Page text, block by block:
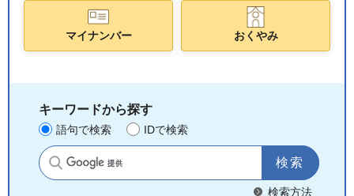
マイナンバー おくやみ
キーワードから探す
語句で検索 IDで検索
サイト内検索
検索方法